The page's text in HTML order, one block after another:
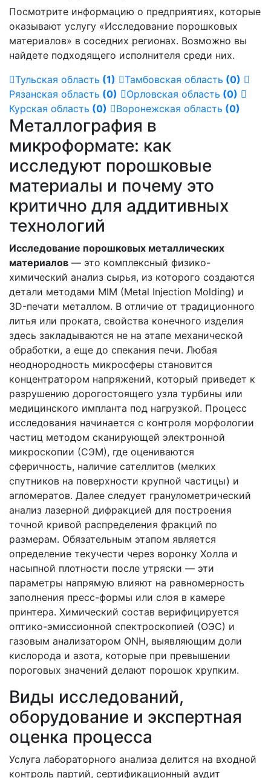
Посмотрите информацию о предприятиях, которые
оказывают услугу «Исследование порошковых
материалов» в соседних регионах. Возможно вы
найдете подходящего исполнителя среди них.
Тульская область (1) Тамбовская область (0)
Рязанская область (0) Орловская область (0)
Курская область (0) Воронежская область (0)
Металлография в
микроформате: как
исследуют порошковые
материалы и почему это
критично для аддитивных
технологий
Исследование порошковых металлических
материалов — это комплексный физико-
химический анализ сырья, из которого создаются
детали методами MIM (Metal Injection Molding) и
3D-печати металлом. В отличие от традиционного
литья или проката, свойства конечного изделия
здесь закладываются не на этапе механической
обработки, а еще до спекания печи. Любая
неоднородность микросферы становится
концентратором напряжений, который приведет к
разрушению дорогостоящего узла турбины или
медицинского импланта под нагрузкой. Процесс
исследования начинается с контроля морфологии
частиц методом сканирующей электронной
микроскопии (СЭМ), где оцениваются
сферичность, наличие сателлитов (мелких
спутников на поверхности крупной частицы) и
агломератов. Далее следует гранулометрический
анализ лазерной дифракцией для построения
точной кривой распределения фракций по
размерам. Обязательным этапом является
определение текучести через воронку Холла и
насыпной плотности после утряски — эти
параметры напрямую влияют на равномерность
заполнения пресс-формы или слоя в камере
принтера. Химический состав верифицируется
оптико-эмиссионной спектроскопией (ОЭС) и
газовым анализатором ONH, выявляющим доли
кислорода и азота, которые при превышении
пороговых значений делают порошок хрупким.
Виды исследований,
оборудование и экспертная
оценка процесса
Услуга лабораторного анализа делится на входной
контроль партий, сертификационный аудит